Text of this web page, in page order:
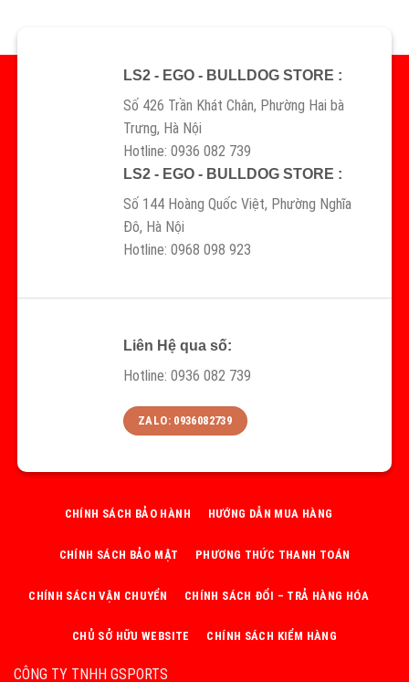
LS2 - EGO - BULLDOG STORE :
Số 426 Trần Khát Chân, Phường Hai bà
Trưng, Hà Nội
Hotline: 0936 082 739
LS2 - EGO - BULLDOG STORE :
Số 144 Hoàng Quốc Việt, Phường Nghĩa
Đô, Hà Nội
Hotline: 0968 098 923
Liên Hệ qua số:
Hotline: 0936 082 739
ZALO: 0936082739
CÔNG TY TNHH GSPORTS
CHÍNH SÁCH BẢO HÀNH HƯỚNG DẪN MUA HÀNG
CHÍNH SÁCH BẢO MẬT PHƯƠNG THỨC THANH TOÁN
CHÍNH SÁCH VẬN CHUYỂN CHÍNH SÁCH ĐỔI – TRẢ HÀNG HÓA
CHỦ SỞ HỮU WEBSITE CHÍNH SÁCH KIỂM HÀNG